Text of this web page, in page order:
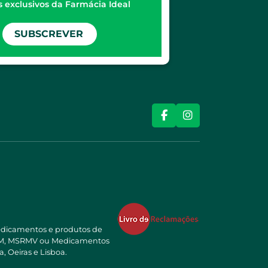
exclusivos da Farmácia Ideal
SUBSCREVER
e produtos de
MSRMV ou Medicamentos
Oeiras e Lisboa.